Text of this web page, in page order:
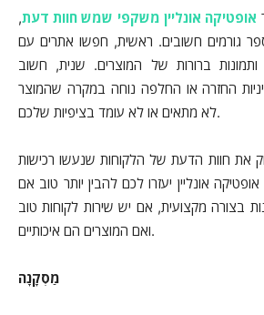
אופטיקה אונליין משקפי שמש חוות דעת,
גורמים חשובים. ראשית, חפשו אתרים עם
ברורות של המוצרים. שנית, חשוב
החזרה או החלפה נוחה במקרה שהמוצר
לא מתאים או לא עומד בציפיות שלכם.
את חוות הדעת של הלקוחות שנעשו רכישות
אונליין יעזרו לכם להבין יותר טוב אם
בצורה מקצועית, אם יש שירות לקוחות טוב
ואם המוצרים הם איכותיים.
מַסְקָנָה